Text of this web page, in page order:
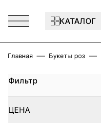
КАТАЛОГ
Главная Букеты роз
Фильтр
ЦЕНА
FILTER